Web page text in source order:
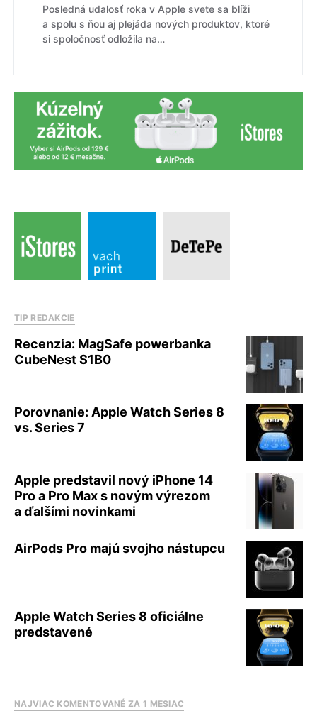
Posledná udalosť roka v Apple svete sa blíži
a spolu s ňou aj plejáda nových produktov, ktoré
si spoločnosť odložila na…
TIP REDAKCIE
Recenzia: MagSafe powerbanka
CubeNest S1B0
Porovnanie: Apple Watch Series 8
vs. Series 7
Apple predstavil nový iPhone 14
Pro a Pro Max s novým výrezom
a ďalšími novinkami
AirPods Pro majú svojho nástupcu
Apple Watch Series 8 oficiálne
predstavené
NAJVIAC KOMENTOVANÉ ZA 1 MESIAC